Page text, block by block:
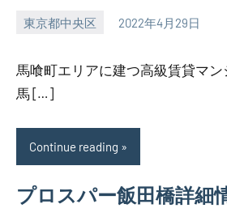
東京都中央区 2022年4月29日
SEZIMO
馬喰町エリアに建つ高級賃貸マ
馬 […]
Continue reading
プロスパー飯田橋詳細